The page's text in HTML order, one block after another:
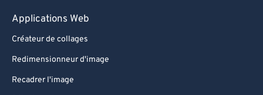
Applications Web
Créateur de collages
Redimensionneur d'image
Recadrer l'image